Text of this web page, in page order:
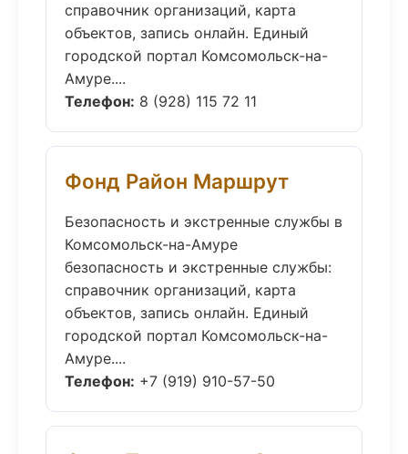
справочник организаций, карта
объектов, запись онлайн. Единый
городской портал Комсомольск-на-
Амуре....
Телефон: 8 (928) 115 72 11
Фонд Район Маршрут
Безопасность и экстренные службы в
Комсомольск-на-Амуре
безопасность и экстренные службы:
справочник организаций, карта
объектов, запись онлайн. Единый
городской портал Комсомольск-на-
Амуре....
Телефон: +7 (919) 910-57-50